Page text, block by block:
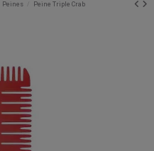
Peines Peine Triple Crab